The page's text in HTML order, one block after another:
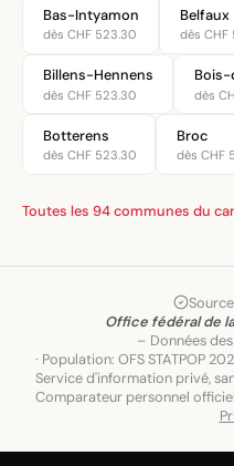
Bas-Intyamon
dès CHF 523.30
Belfaux
dès CHF
Billens-Hennens
dès CHF 523.30 dès
Botterens
dès CHF 523.30
Broc
dès CHF
Toutes les 94 communes du
Office fédéral de
– Données
· Population: OFS STATPOP
Service d'information privé,
Comparateur personnel